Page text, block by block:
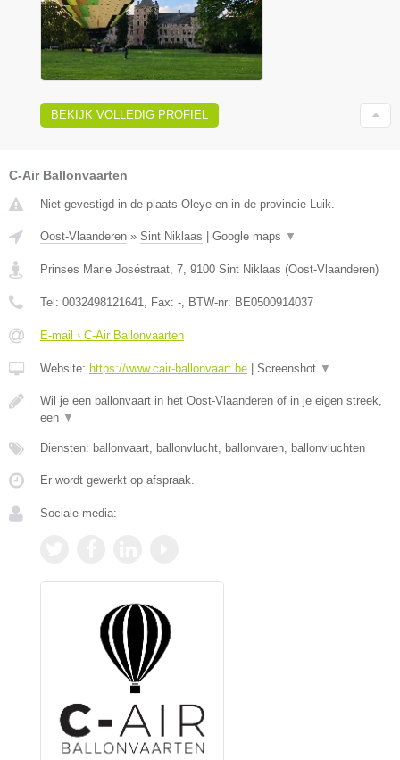
BEKIJK VOLLEDIG PROFIEL
C-Air Ballonvaarten
Niet gevestigd in de plaats Oleye en in de provincie Luik.
Oost-Vlaanderen » Sint Niklaas Google maps ▼
Prinses Marie Joséstraat, 7, 9100 Sint Niklaas (Oost-Vlaanderen)
Tel: 0032498121641, Fax: -, BTW-nr: BE0500914037
E-mail › C-Air Ballonvaarten
Website: https://www.cair-ballonvaart.be Screenshot ▼
Wil je een ballonvaart in het Oost-Vlaanderen of in je eigen streek,
een ▼
Diensten: ballonvaart, ballonvlucht, ballonvaren, ballonvluchten
Er wordt gewerkt op afspraak.
Sociale media: